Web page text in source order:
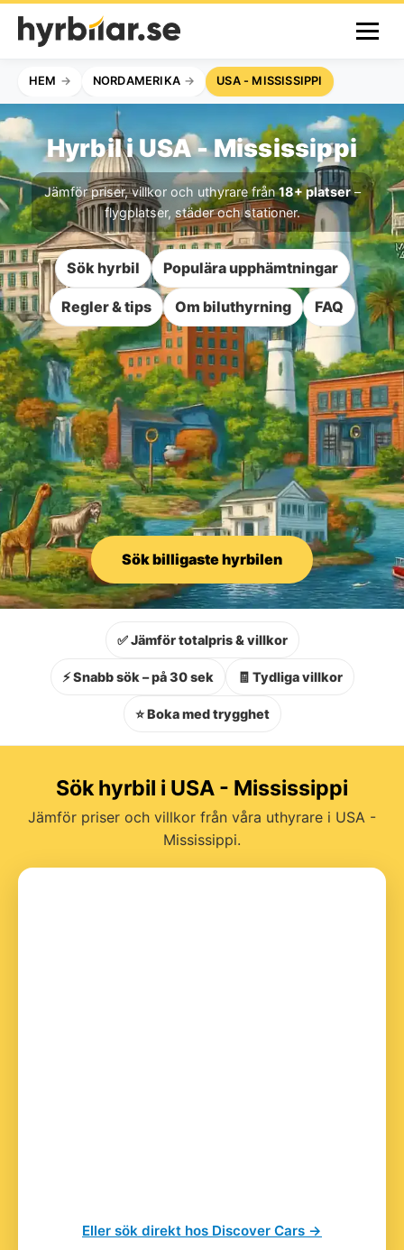
HEM NORDAMERIKA USA - MISSISSIPPI
Hyrbil i USA - Mississippi
Jämför priser, villkor och uthyrare från18+ platser–
flygplatser, städer och stationer.
Sök hyrbil Populära upphämtningar
Regler & tips Om biluthyrning FAQ
Sök billigaste hyrbilen
✅ Jämför totalpris & villkor
⚡ Snabb sök – på 30 sek 🧾 Tydliga villkor
⭐ Boka med trygghet
Sök hyrbil i USA - Mississippi
Jämför priser och villkor från våra uthyrare i USA -
Mississippi.
Eller sök direkt hos Discover Cars →